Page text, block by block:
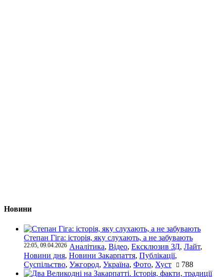
Новини
Степан Гіга: історія, яку слухають, а не забувають
22:05, 09.04.2026 Аналітика, Відео, Ексклюзив ЗД, Лайт,
Новини дня, Новини Закарпаття, Публікації,
Суспільство, Ужгород, Україна, Фото, Хуст 788